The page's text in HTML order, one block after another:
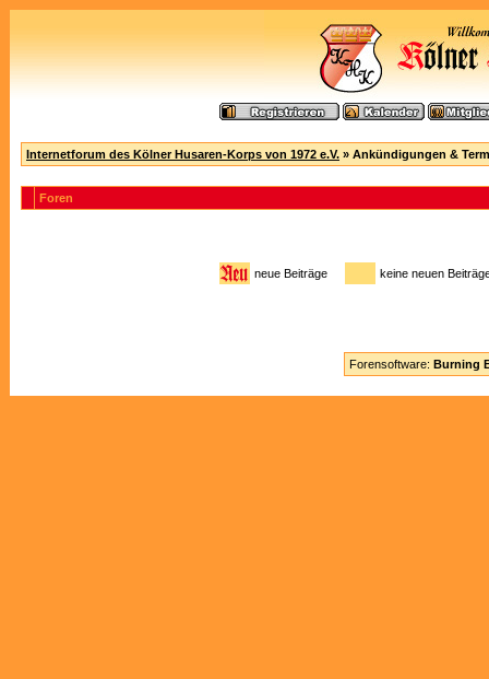
Internetforum des Kölner Husaren-Korps von 1972 e.V. » Ankündigungen &
Foren
neue Beiträge keine neuen
Forensoftware: Burning